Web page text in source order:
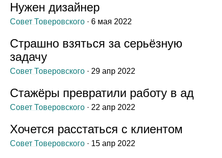
Нужен дизайнер
Совет Товеровского · 6 мая 2022
Страшно взяться за серьёзную
задачу
Совет Товеровского · 29 апр 2022
Стажёры превратили работу в ад
Совет Товеровского · 22 апр 2022
Хочется расстаться с клиентом
Совет Товеровского · 15 апр 2022